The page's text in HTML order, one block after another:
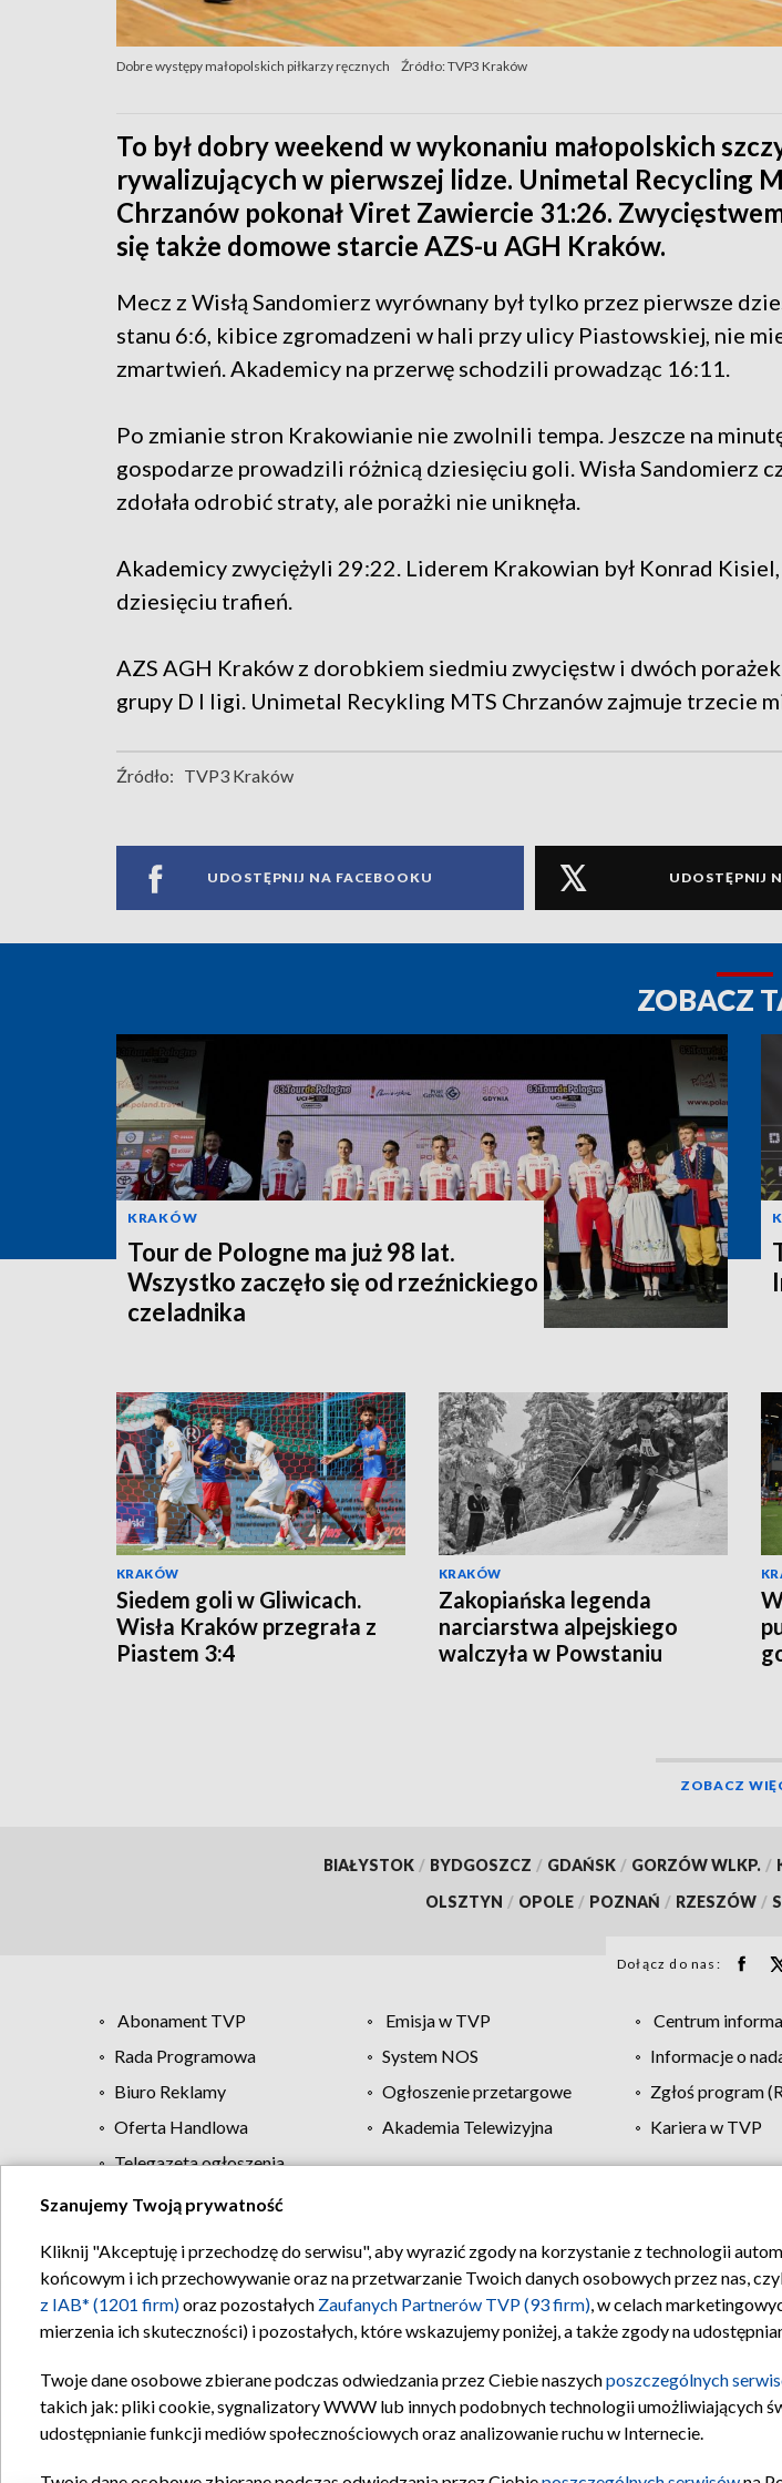
Dobre występy małopolskich piłkarzy ręcznych Źródło: TVP3 Kraków
To był dobry weekend w wykonaniu małopolskich
rywalizujących w pierwszej lidze. Unimetal Recycling
Chrzanów pokonał Viret Zawiercie 31:26.
się także domowe starcie AZS-u AGH Kraków.
Mecz z Wisłą Sandomierz wyrównany był tylko przez pierwsze
stanu 6:6, kibice zgromadzeni w hali przy ulicy Piastowskiej, nie
zmartwień. Akademicy na przerwę schodzili prowadząc 16:11.
Po zmianie stron Krakowianie nie zwolnili tempa. Jeszcze na
gospodarze prowadzili różnicą dziesięciu goli. Wisła Sandomierz
zdołała odrobić straty, ale porażki nie uniknęła.
Akademicy zwyciężyli 29:22. Liderem Krakowian był Konrad
dziesięciu trafień.
AZS AGH Kraków z dorobkiem siedmiu zwycięstw i dwóch
grupy D I ligi. Unimetal Recykling MTS Chrzanów zajmuje trzecie
Źródło: TVP3 Kraków
UDOSTĘPNIJ NA FACEBOOKU UDOSTĘPNIJ
ZOBACZ
KRAKÓW
Tour de Pologne ma już 98 lat.
Wszystko zaczęło się od rzeźnickiego
czeladnika
KRAKÓW
Siedem goli w Gliwicach.
Wisła Kraków przegrała z
Piastem 3:4
KRAKÓW
Zakopiańska legenda
narciarstwa alpejskiego
walczyła w Powstaniu
ZOBACZ
BIAŁYSTOK / BYDGOSZCZ / GDAŃSK / GORZÓW WLKP. /
OLSZTYN / OPOLE / POZNAŃ / RZESZÓW /
Dołącz do nas:
Abonament TVP Emisja w TVP Centrum
Rada Programowa
System NOS Informacje o
Biuro Reklamy
Ogłoszenie przetargowe Zgłoś program
Oferta Handlowa
Akademia Telewizyjna Kariera w TVP
Telegazeta ogłoszenia
Regulamin TVP Polityka prywatności Moje
Szanujemy Twoją prywatność
Kliknij "Akceptuję i przechodzę do serwisu", aby wyrazić zgody na korzystanie z technologii
końcowym i ich przechowywanie oraz na przetwarzanie Twoich danych osobowych przez nas,
z IAB* (1201 firm)oraz pozostałych Zaufanych Partnerów TVP (93 firm), w celach
mierzenia ich skuteczności) i pozostałych, które wskazujemy poniżej, a także zgody na
Twoje dane osobowe zbierane podczas odwiedzania przez Ciebie naszychposzczególnych
takich jak: pliki cookie, sygnalizatory WWW lub innych podobnych technologii umożliwiających
udostępnianie funkcji mediów społecznościowych oraz analizowanie ruchu w Internecie.